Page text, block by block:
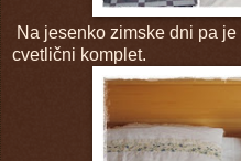
Na jesenko zimske dni pa
cvetlični komplet.